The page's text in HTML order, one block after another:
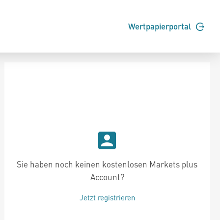
Wertpapierportal
Sie haben noch keinen kostenlosen Markets plus
Account?
Jetzt registrieren